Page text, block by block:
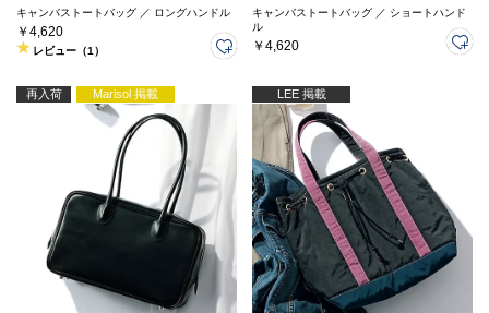
キャンバストートバッグ ／ ロングハンドル
￥4,620
レビュー（1）
キャンバストートバッグ ／ ショートハンド
ル
￥4,620
再入荷 Marisol 掲載 LEE 掲載